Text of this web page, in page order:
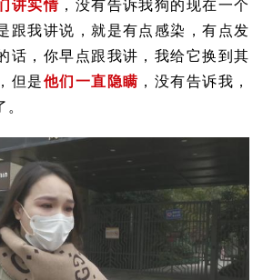
跟我讲说，就是有点感染，有点发
话，你早点跟我讲，我给它换到其
但是他们一直隐瞒 ，没有告诉我，